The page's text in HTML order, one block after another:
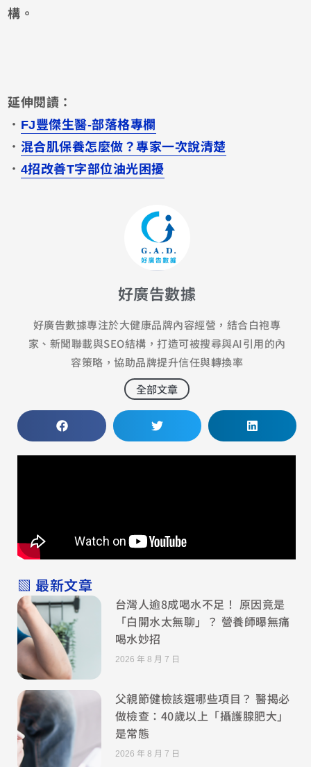
構。
延伸閱讀：
． FJ豐傑生醫-部落格專欄
． 混合肌保養怎麼做？專家一次說清楚
． 4招改善T字部位油光困擾
好廣告數據
好廣告數據專注於大健康品牌內容經營，結合白袍專
家、新聞聯載與SEO結構，打造可被搜尋與AI引用的內
容策略，協助品牌提升信任與轉換率
全部文章
▧ 最新文章
台灣人逾8成喝水不足！ 原因竟是
「白開水太無聊」？ 營養師曝無痛
喝水妙招
2026 年 8 月 7 日
父親節健檢該選哪些項目？ 醫揭必
做檢查：40歲以上「攝護腺肥大」
是常態
2026 年 8 月 7 日